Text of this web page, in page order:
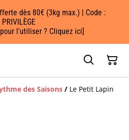
dès 80€ (3kg max.) | Code :
PRIVILÈGE
l'utiliser ? Cliquez ici]
des Saisons / Le Petit Lapin